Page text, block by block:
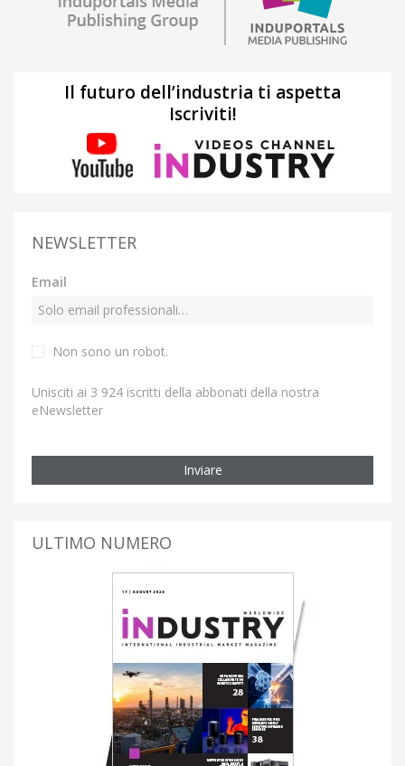
Il futuro dell’industria ti aspetta
Iscriviti!
NEWSLETTER
Email
Non sono un robot.
Unisciti ai 3 924 iscritti della abbonati della nostra
eNewsletter
Inviare
ULTIMO NUMERO